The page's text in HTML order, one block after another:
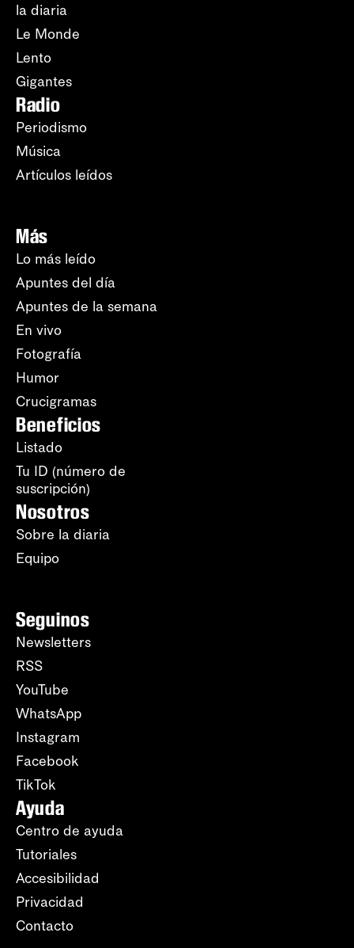
la diaria
Le Monde
Lento
Gigantes
Radio
Periodismo
Música
Artículos leídos
Más
Lo más leído
Apuntes del día
Apuntes de la semana
En vivo
Fotografía
Humor
Crucigramas
Beneficios
Listado
Tu ID (número de
suscripción)
Nosotros
Sobre la diaria
Equipo
Seguinos
Newsletters
RSS
YouTube
WhatsApp
Instagram
Facebook
TikTok
Ayuda
Centro de ayuda
Tutoriales
Accesibilidad
Privacidad
Contacto